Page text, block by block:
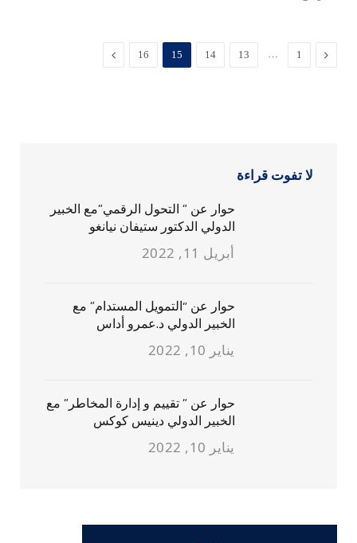
السابق
1
13
14
15
16 التالي
لا تفوت قراءة
حوار عن ” التحول الرقمي”مع الخبير
الدولي الدكتور ستيفان نيانغو
أبريل 11, 2022
حوار عن “التمويل المستدام” مع
الخبير الدولي د.عمرو أداس
يناير 10, 2022
حوار عن ” تقييم و إدارة المخاطر” مع
الخبير الدولي دينيس كوكس
يناير 10, 2022